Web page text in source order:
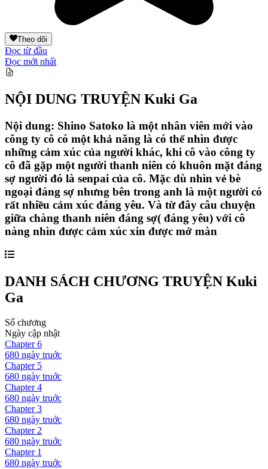
Theo dõi
Đọc từ đầu
Đọc mới nhất
NỘI DUNG TRUYỆN Kuki Ga
Nội dung: Shino Satoko là một nhân viên mới vào
công ty cô có một khả năng là có thể nhìn được
những cảm xúc của người khác, khi cô vào công ty
cô đã gặp một người thanh niên có khuôn mặt đáng
sợ người đó là senpai của cô. Mặc dù nhìn vẻ bè
ngoại đáng sợ nhưng bên trong anh là một người có
rất nhiều cảm xúc đáng yêu. Và từ đây câu chuyện
giữa chàng thanh niên đáng sợ( đáng yêu) với cô
nàng nhìn được cảm xúc xin được mở màn
DANH SÁCH CHƯƠNG TRUYỆN Kuki
Ga
Số chương
Ngày cập nhật
Chapter6
680 ngày truớc
Chapter 5
680 ngày truớc
Chapter4
680 ngày truớc
Chapter3
680 ngày truớc
Chapter2
680 ngày truớc
Chapter 1
680 ngày truớc